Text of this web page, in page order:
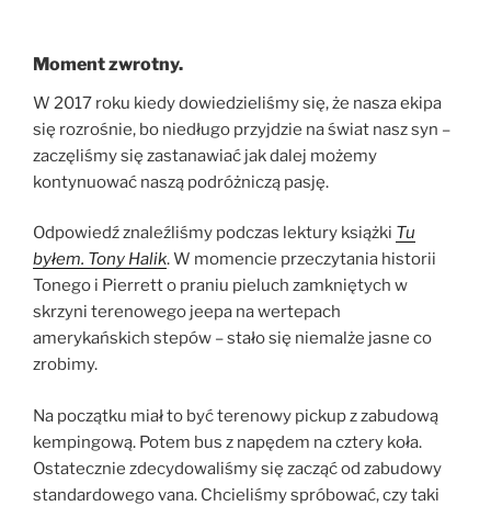
Moment zwrotny.
W 2017 roku kiedy dowiedzieliśmy się, że nasza ekipa
się rozrośnie, bo niedługo przyjdzie na świat nasz syn –
zaczęliśmy się zastanawiać jak dalej możemy
kontynuować naszą podróżniczą pasję.
Odpowiedź znaleźliśmy podczas lektury książki Tu
byłem. Tony Halik. W momencie przeczytania historii
Tonego i Pierrett o praniu pieluch zamkniętych w
skrzyni terenowego jeepa na wertepach
amerykańskich stepów – stało się niemalże jasne co
zrobimy.
Na początku miał to być terenowy pickup z zabudową
kempingową. Potem bus z napędem na cztery koła.
Ostatecznie zdecydowaliśmy się zacząć od zabudowy
standardowego vana. Chcieliśmy spróbować, czy taki